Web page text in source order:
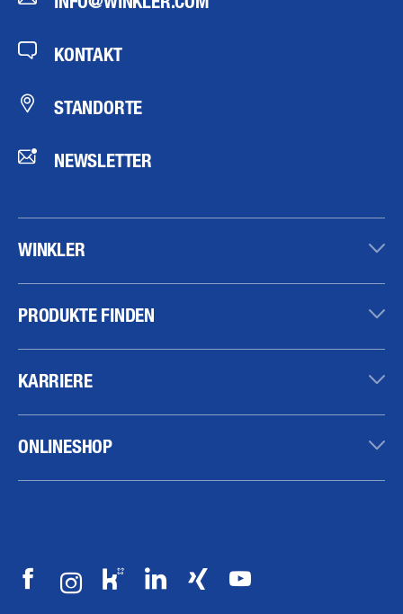
KONTAKT
STANDORTE
NEWSLETTER
WINKLER
PRODUKTE FINDEN
KARRIERE
ONLINESHOP